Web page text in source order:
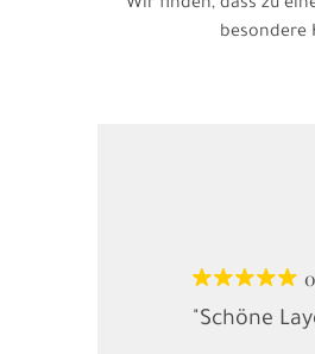
Wir finden, dass zu
besondere
"Schöne